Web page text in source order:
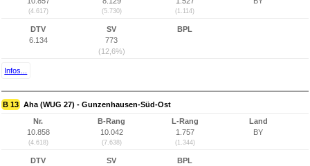
(4.617) (5.730) (1.114)
DTV
6.134
SV
773
(12,6%)
BPL
Infos...
B 13 Aha (WUG 27) - Gunzenhausen-Süd-Ost
Nr.
10.858
(4.618)
B-Rang
10.042
(7.638)
L-Rang
1.757
(1.344)
Land
BY
DTV
SV
BPL